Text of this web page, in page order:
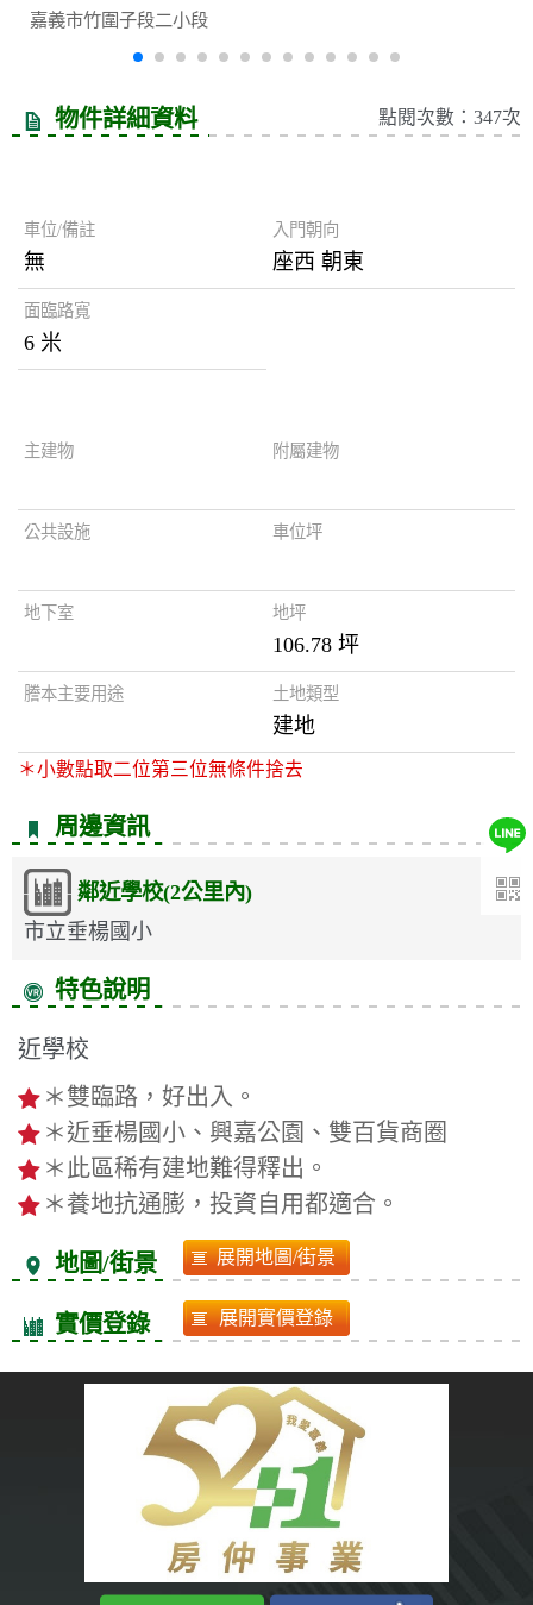
嘉義市竹圍子段二小段
物件詳細資料 點閱次數：347次
車位/備註
無
入門朝向
座西 朝東
面臨路寬
6 米
主建物 附屬建物
公共設施 車位坪
地下室 地坪
106.78 坪
謄本主要用途 土地類型
建地
＊小數點取二位第三位無條件捨去
周邊資訊
鄰近學校(2公里內)
市立垂楊國小
特色說明
近學校
＊雙臨路，好出入。
＊近垂楊國小、興嘉公園、雙百貨商圈
＊此區稀有建地難得釋出。
＊養地抗通膨，投資自用都適合。
地圖/街景
實價登錄